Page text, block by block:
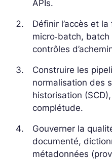
APIs.
Définir l’accès et
micro‑batch,
contrôles
Construire les
normalisation des
historisation
complétude.
Gouverner la
documenté,
métadonnées